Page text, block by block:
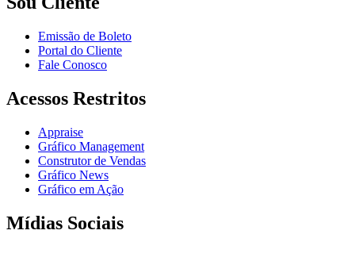
Emissão de Boleto
Portal do Cliente
Fale Conosco
Acessos Restritos
Appraise
Gráfico Management
Construtor de Vendas
Gráfico News
Gráfico em Ação
Mídias Sociais